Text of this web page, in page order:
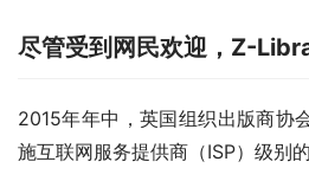
尽管受到网民欢迎，Z-
2015年年中，英国组织出版商协
施互联网服务提供商（ISP）级别的